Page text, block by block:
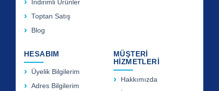
İndirimli Ürünler
Toptan Satış
Blog
HESABIM
Üyelik Bilgilerim
Adres Bilgilerim
MÜŞTERİ
HİZMETLERİ
Hakkımızda